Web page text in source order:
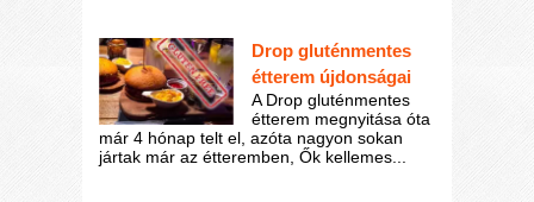
Drop gluténmentes
étterem újdonságai
A Drop gluténmentes
étterem megnyitása óta
már 4 hónap telt el, azóta nagyon sokan
jártak már az étteremben, Ők kellemes...